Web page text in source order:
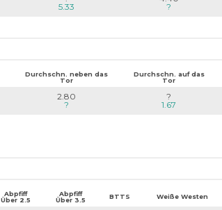
5.33
?
Durchschn. neben das
Tor
Durchschn. auf das
Tor
2.80
?
?
1.67
Abpfiff
Über 2.5
Abpfiff
Über 3.5
BTTS Weiße Westen